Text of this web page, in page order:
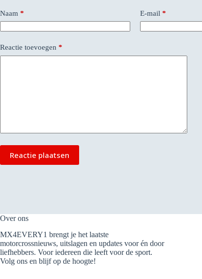
Naam * E-mail *
Reactie toevoegen *
Reactie plaatsen
Over ons
MX4EVERY1 brengt je het laatste
motorcrossnieuws, uitslagen en updates voor én door
liefhebbers. Voor iedereen die leeft voor de sport.
Volg ons en blijf op de hoogte!